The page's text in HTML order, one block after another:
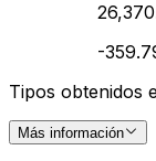
-
Tipos obtenidos
Más información